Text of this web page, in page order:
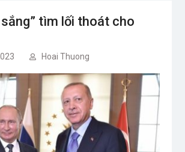
tìm lối thoát cho
Hoai Thuong